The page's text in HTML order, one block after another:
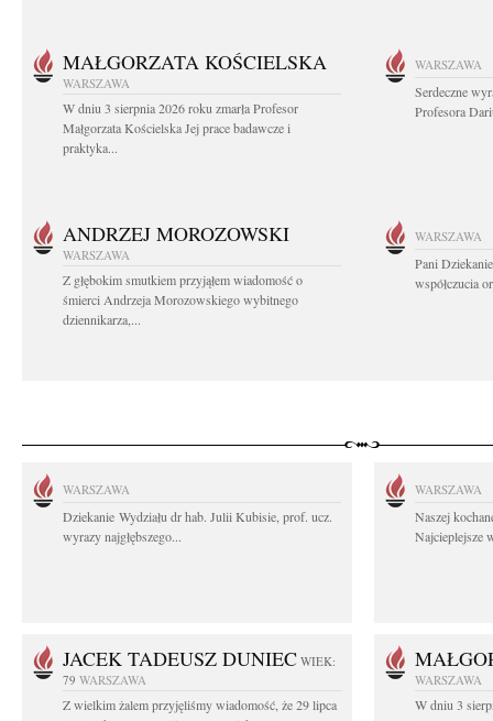
MAŁGORZATA KOŚCIELSKA
WARSZAWA
W dniu 3 sierpnia 2026 roku zmarła Profesor
Małgorzata Kościelska Jej prace badawcze i
praktyka...
WARSZAWA
Serdeczne
Profesora
ANDRZEJ MOROZOWSKI
WARSZAWA
Z głębokim smutkiem przyjąłem wiadomość o
śmierci Andrzeja Morozowskiego wybitnego
dziennikarza,...
WARSZAWA
Pani
współczucia
WARSZAWA
Dziekanie Wydziału dr hab. Julii Kubisie, prof. ucz.
wyrazy najgłębszego...
WARSZAWA
Naszej
Najcieplejsze
JACEK TADEUSZ DUNIEC WIEK:
79 WARSZAWA
Z wielkim żalem przyjęliśmy wiadomość, że 29 lipca
WARSZAWA
W dniu 3